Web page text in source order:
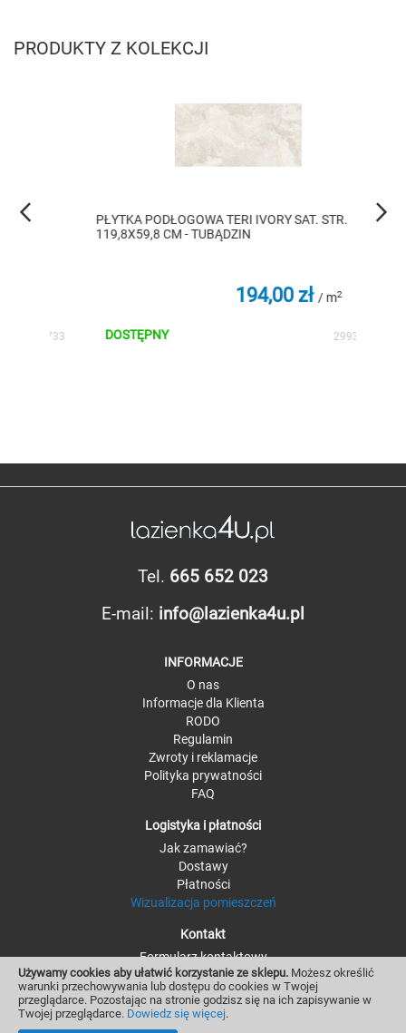
Używamy cookies aby ułatwić korzystanie ze sklepu. Możesz określić
warunki przechowywania lub dostępu do cookies w Twojej
przeglądarce. Pozostając na stronie godzisz się na ich zapisywanie w
Twojej przeglądarce. Dowiedz się więcej.
PRODUKTY Z KOLEKCJI
PŁYTKA PODŁOGOWA TERI IVORY SAT. STR.
119,8X59,8 CM - TUBĄDZIN
194,00 zł / m2
DOSTĘPNY 299318
Tel. 665 652 023
E-mail: info@lazienka4u.pl
INFORMACJE
O nas
Informacje dla Klienta
RODO
Regulamin
Zwroty i reklamacje
Polityka prywatności
FAQ
Logistyka i płatności
Jak zamawiać?
Dostawy
Płatności
Wizualizacja pomieszczeń
Kontakt
Formularz kontaktowy
Kontakt - szczegóły
Moje konto i zamówienia